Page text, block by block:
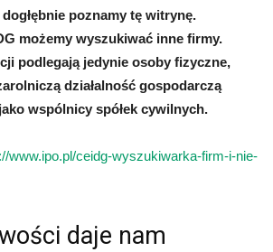
poznamy tę witrynę.
możemy wyszukiwać inne firmy.
podlegają jedynie osoby fizyczne,
działalność gospodarczą
wspólnicy spółek cywilnych.
www.ipo.pl/ceidg-wyszukiwarka-firm-i-nie-
daje nam